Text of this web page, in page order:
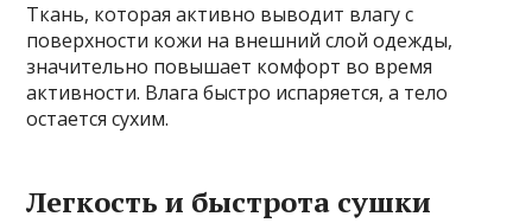
Ткань, которая активно выводит влагу с
поверхности кожи на внешний слой одежды,
значительно повышает комфорт во время
активности. Влага быстро испаряется, а тело
остается сухим.
Легкость и быстрота сушки